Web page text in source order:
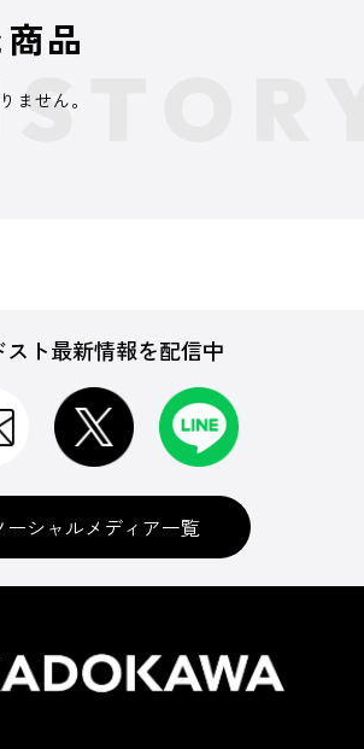
品
ません。
スト最新情報を配信中
ーシャルメディア一覧